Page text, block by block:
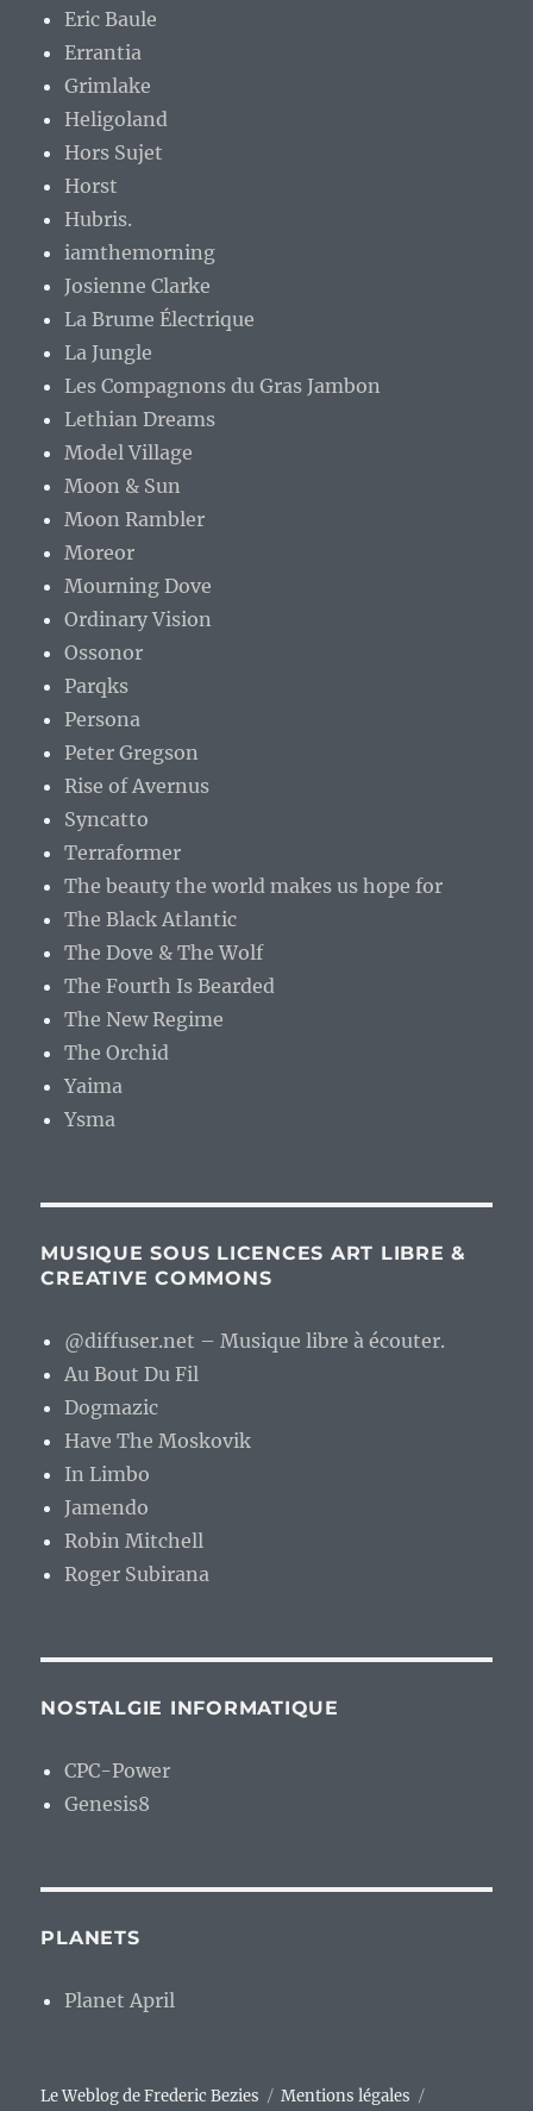
Eric Baule
Errantia
Grimlake
Heligoland
Hors Sujet
Horst
Hubris.
iamthemorning
Josienne Clarke
La Brume Électrique
La Jungle
Les Compagnons du Gras Jambon
Lethian Dreams
Model Village
Moon & Sun
Moon Rambler
Moreor
Mourning Dove
Ordinary Vision
Ossonor
Parqks
Persona
Peter Gregson
Rise of Avernus
Syncatto
Terraformer
The beauty the world makes us hope for
The Black Atlantic
The Dove & The Wolf
The Fourth Is Bearded
The New Regime
The Orchid
Yaima
Ysma
MUSIQUE SOUS LICENCES ART LIBRE &
CREATIVE COMMONS
@diffuser.net – Musique libre à écouter.
Au Bout Du Fil
Dogmazic
Have The Moskovik
In Limbo
Jamendo
Robin Mitchell
Roger Subirana
NOSTALGIE INFORMATIQUE
CPC-Power
Genesis8
PLANETS
Planet April
Le Weblog de Frederic Bezies
Mentions légales